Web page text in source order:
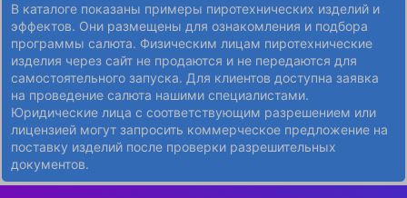
В каталоге показаны примеры пиротехнических изделий и
эффектов. Они размещены для ознакомления и подбора
программы салюта. Физическим лицам пиротехнические
изделия через сайт не продаются и не передаются для
самостоятельного запуска. Для клиентов доступна заявка
на проведение салюта нашими специалистами.
Юридические лица с соответствующим разрешением или
лицензией могут запросить коммерческое предложение на
поставку изделий после проверки разрешительных
документов.